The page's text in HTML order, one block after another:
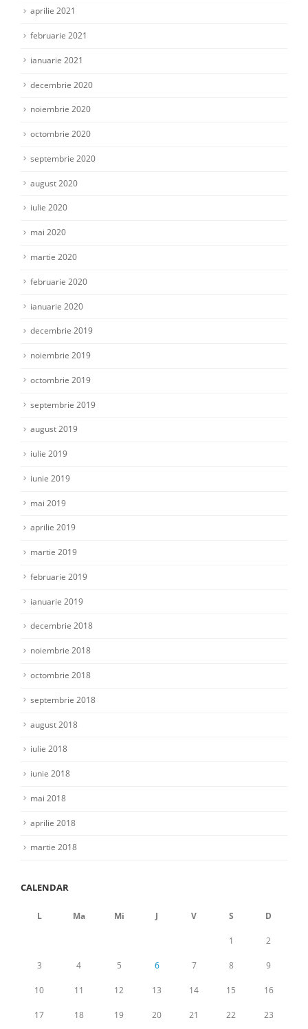
aprilie 2021
februarie 2021
ianuarie 2021
decembrie 2020
noiembrie 2020
octombrie 2020
septembrie 2020
august 2020
iulie 2020
mai 2020
martie 2020
februarie 2020
ianuarie 2020
decembrie 2019
noiembrie 2019
octombrie 2019
septembrie 2019
august 2019
iulie 2019
iunie 2019
mai 2019
aprilie 2019
martie 2019
februarie 2019
ianuarie 2019
decembrie 2018
noiembrie 2018
octombrie 2018
septembrie 2018
august 2018
iulie 2018
iunie 2018
mai 2018
aprilie 2018
martie 2018
CALENDAR
L Ma Mi J V S D
1 2
3 4 5 6 7 8 9
10 11 12 13 14 15 16
17 18 19 20 21 22 23